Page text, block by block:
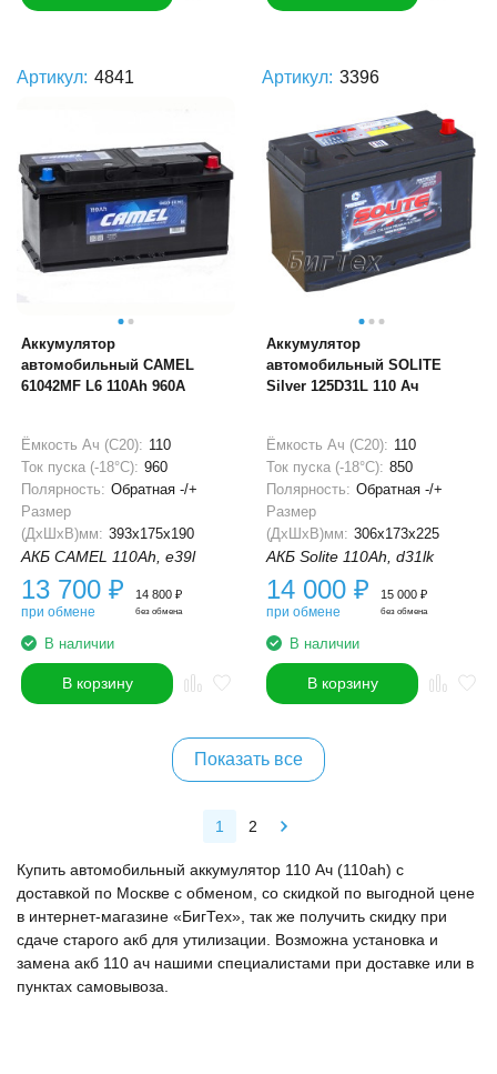
Артикул: 4841
Аккумулятор
автомобильный CAMEL
61042MF L6 110Ah 960A
Ёмкость Ач (С20): 110
Ток пуска (-18°С): 960
Полярность: Обратная -/+
Размер
(ДхШхВ)мм: 393x175x190
АКБ CAMEL 110Ah, e39l
13 700 ₽
при обмене
14 800 ₽
без обмена
В наличии
В корзину
Артикул: 3396
Аккумулятор
автомобильный SOLITE
Silver 125D31L 110 Ач
Ёмкость Ач (С20): 110
Ток пуска (-18°С): 850
Полярность: Обратная -/+
Размер
(ДхШхВ)мм: 306x173x225
АКБ Solite 110Ah, d31lk
14 000 ₽
при обмене
15 000 ₽
без обмена
В наличии
В корзину
Показать все
1 2
Купить автомобильный аккумулятор 110 Ач (110ah) с
доставкой по Москве с обменом, со скидкой по выгодной цене
в интернет-магазине «БигТех», так же получить скидку при
сдаче старого акб для утилизации. Возможна установка и
замена акб 110 ач нашими специалистами при доставке или в
пунктах самовывоза.